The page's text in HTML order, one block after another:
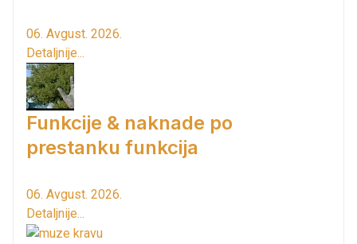
06. Avgust. 2026.
Detaljnije...
Funkcije & naknade po
prestanku funkcija
06. Avgust. 2026.
Detaljnije...